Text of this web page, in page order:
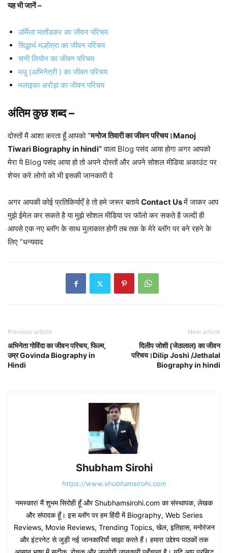
यह भी जानें –
उर्मिला मातोंडकर का जीवन परिचय
सिद्धार्थ मल्होत्रा का जीवन परिचय
सनी लियोन का जीवन परिचय
मधु (अभिनेत्री ) का जीवन परिचय
मलाइका अरोड़ा का जीवन परिचय
अंतिम कुछ शब्द –
दोस्तों मै आशा करता हूँ आपको “मनोज तिवारी का जीवन परिचय।Manoj
Tiwari Biography in hindi”वाला Blog पसंद आया होगा अगर आपको
मेरा ये Blog पसंद आया हो तो अपने दोस्तों और अपने सोशल मीडिया अकाउंट पर
शेयर करे लोगो को भी इसकी जानकारी दे
अगर आपकी कोई प्रतिकिर्याएँ हे तो हमे जरूर बतायेContact Usमें जाकर आप
मुझे ईमेल कर सकते है या मुझे सोशल मीडिया पर फॉलो कर सकते है जल्दी ही
आपसे एक नए ब्लॉग के साथ मुलाकात होगी तब तक के मेरे ब्लॉग पर बने रहने के
लिए ”धन्यवाद
Previous article
अभिनेता गोविंदा का जीवन परिचय, फिल्म,
उम्र Govinda Biography in
Hindi
Next article
दिलीप जोशी (जेठालाल) का जीवन
परिचय।Dilip Joshi /Jethalal
Biography in hindi
Shubham Sirohi
https://www.shubhamsirohi.com
नमस्कार! मैं शुभम सिरोही हूँ और Shubhamsirohi.com का संस्थापक, लेखक
और संपादक हूँ। इस ब्लॉग पर हम हिंदी में Biography, Web Series
Reviews, Movie Reviews, Trending Topics, खेल, इतिहास, मनोरंजन
और इंटरनेट से जुड़ी नई जानकारियाँ साझा करते हैं। हमारा उद्देश्य पाठकों तक